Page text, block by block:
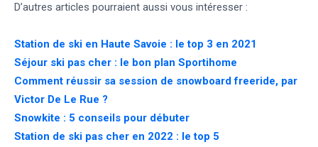
D’autres articles pourraient aussi vous intéresser :
Station de ski en Haute Savoie : le top 3 en 2021
Séjour ski pas cher : le bon plan Sportihome
Comment réussir sa session de snowboard freeride, par
Victor De Le Rue ?
Snowkite : 5 conseils pour débuter
Station de ski pas cher en 2022 : le top 5